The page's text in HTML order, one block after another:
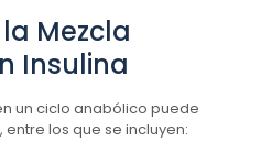
Mezcla
Insulina
un ciclo anabólico puede
los que se incluyen: